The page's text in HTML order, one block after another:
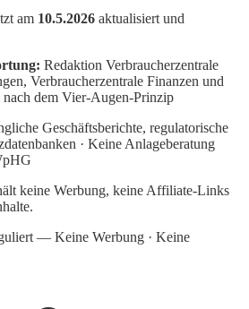
am 10.5.2026 aktualisiert und
Redaktion Verbraucherzentrale
, Verbraucherzentrale Finanzen und
nach dem Vier-Augen-Prinzip
Geschäftsberichte, regulatorische
· Keine Anlageberatung
keine Werbung, keine Affiliate-Links
— Keine Werbung · Keine